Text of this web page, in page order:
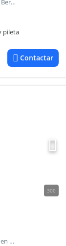
Fincas de Iraola II, Countries y Barrios Cerrados en Berazategui
pileta
Contactar
300
Ombues de Hudson, Countries y Barrios Cerrados en Berazategui